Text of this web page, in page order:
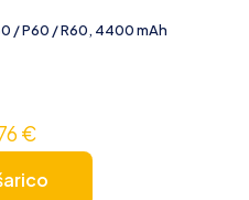
/ P60 / R60, 4400 mAh
€